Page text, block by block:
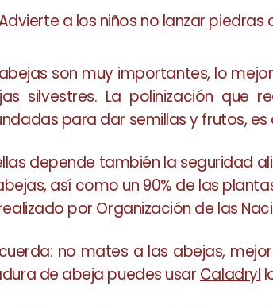
a los niños no lanzar
son muy importantes, lo
silvestres. La polinización que
para dar semillas y frutos,
depende también la seguridad
así como un 90% de las
por Organización de las
no mates a las abejas,
de abeja puedes usar Caladryl